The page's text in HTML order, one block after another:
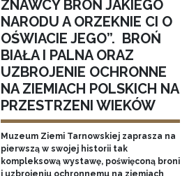
ZNAWCY BROŃ JAKIEGO
NARODU A ORZEKNIE CI O
OŚWIACIE JEGO”. BROŃ
BIAŁA I PALNA ORAZ
UZBROJENIE OCHRONNE
NA ZIEMIACH POLSKICH NA
PRZESTRZENI WIEKÓW
Muzeum Ziemi Tarnowskiej zaprasza na
pierwszą w swojej historii tak
kompleksową wystawę, poświęconą broni
i uzbrojeniu ochronnemu na ziemiach